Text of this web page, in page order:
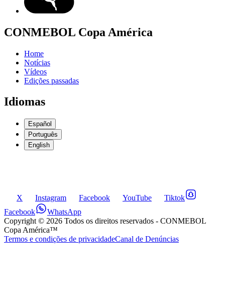
CONMEBOL Copa América
Home
Notícias
Vídeos
Edições passadas
Idiomas
Español
Português
English
X Instagram Facebook YouTube
Tiktok
Facebook
WhatsApp
Copyright © 2026 Todos os direitos reservados - CONMEBOL
Copa América™
Termos e condições de privacidadeCanal de Denúncias